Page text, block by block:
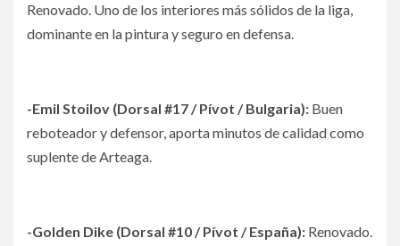
Renovado. Uno de los interiores más sólidos de la liga,
dominante en la pintura y seguro en defensa.
-Emil Stoilov (Dorsal #17 / Pívot / Bulgaria): Buen
reboteador y defensor, aporta minutos de calidad como
suplente de Arteaga.
-Golden Dike (Dorsal #10 / Pívot / España): Renovado.